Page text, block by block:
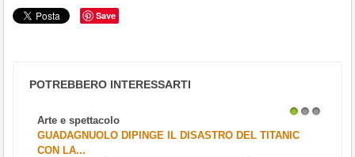
Save
POTREBBERO INTERESSARTI
Arte e spettacolo
GUADAGNUOLO DIPINGE IL DISASTRO DEL TITANIC
CON LA...